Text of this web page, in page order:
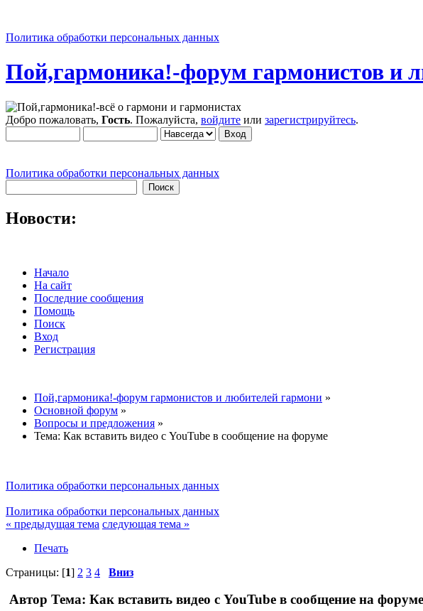
Политика обработки персональных данных
Пой,гармоника!-форум гармонистов и
Добро пожаловать, Гость. Пожалуйста, войдите или зарегистрируйтесь.
Политика обработки персональных данных
Новости:
Начало
На сайт
Последние сообщения
Помощь
Поиск
Вход
Регистрация
Пой,гармоника!-форум гармонистов и любителей гармони »
Основной форум »
Вопросы и предложения »
Тема: Как вставить видео с YouTube в сообщение на форуме
Политика обработки персональных данных
Политика обработки персональных данных
« предыдущая тема следующая тема »
Печать
Страницы: [1] 2 3 4 Вниз
Автор Тема: Как вставить видео с YouTube в сообщение на